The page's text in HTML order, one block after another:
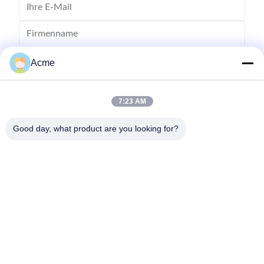
Senden Sie
Acme
7:23 AM
Good day, what product are you looking for?